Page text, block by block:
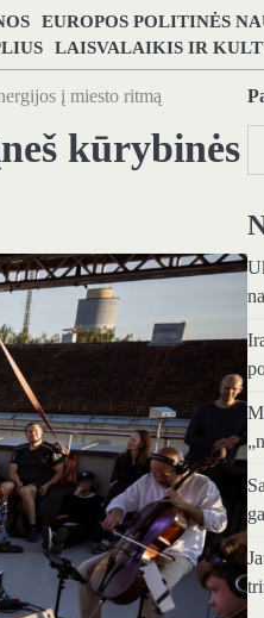
EUROPOS POLITINĖS
LAISVALAIKIS IR
į miesto ritmą
kūrybinės